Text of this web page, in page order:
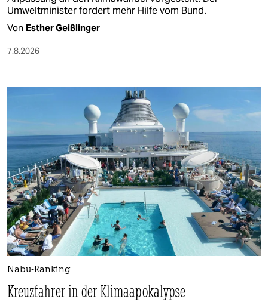
Umweltminister fordert mehr Hilfe vom Bund.
Von Esther Geißlinger
7.8.2026
Nabu-Ranking
Kreuzfahrer in der Klimaapokalypse